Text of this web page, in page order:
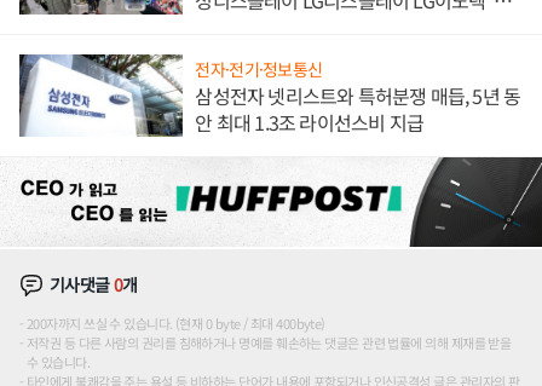
전자·전기·정보통신
삼성전자 넷리스트와 특허분쟁 매듭, 5년 동
안 최대 1.3조 라이선스비 지급
기사댓글0개
200자까지 쓰실 수 있습니다. (현재 0 byte / 최대 400byte)
저작권 등 다른 사람의 권리를 침해하거나 명예를 훼손하는 댓글은 관련 법률에 의해 제재를 받을
수 있습니다.
타인에게 불쾌감을 주는 욕설 등 비하하는 단어가 내용에 포함되거나 인신공격성 글은 관리자의 판